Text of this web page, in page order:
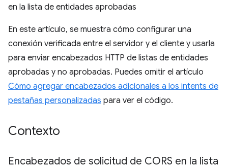
en la lista de entidades aprobadas
En este artículo, se muestra cómo configurar una
conexión verificada entre el servidor y el cliente y usarla
para enviar encabezados HTTP de listas de entidades
aprobadas y no aprobadas. Puedes omitir el artículo
Cómo agregar encabezados adicionales a los intents de
pestañas personalizadas para ver el código.
Contexto
Encabezados de solicitud de CORS en la lista